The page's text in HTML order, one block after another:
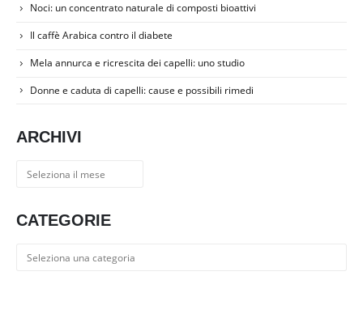
Noci: un concentrato naturale di composti bioattivi
Il caffè Arabica contro il diabete
Mela annurca e ricrescita dei capelli: uno studio
Donne e caduta di capelli: cause e possibili rimedi
ARCHIVI
Archivi
CATEGORIE
Categorie